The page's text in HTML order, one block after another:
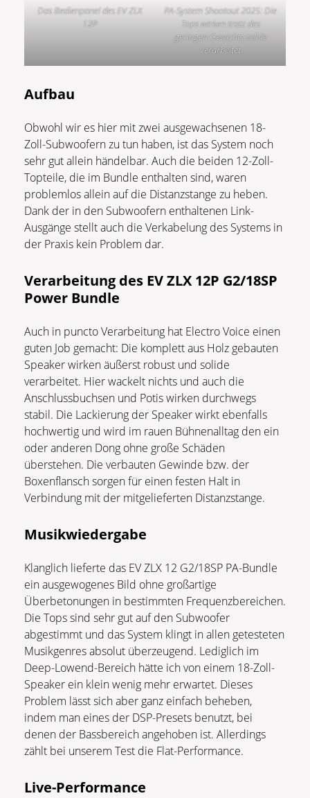
Das Bedienpanel des EV ZLX
12P
PA-System Shootout 2025: Die
Tops wirken trotz des
geringen Gewichts solide
verarbeitet
Aufbau
Obwohl wir es hier mit zwei ausgewachsenen 18-
Zoll-Subwoofern zu tun haben, ist das System noch
sehr gut allein händelbar. Auch die beiden 12-Zoll-
Topteile, die im Bundle enthalten sind, waren
problemlos allein auf die Distanzstange zu heben.
Dank der in den Subwoofern enthaltenen Link-
Ausgänge stellt auch die Verkabelung des Systems in
der Praxis kein Problem dar.
Verarbeitung des EV ZLX 12P G2/18SP
Power Bundle
Auch in puncto Verarbeitung hat Electro Voice einen
guten Job gemacht: Die komplett aus Holz gebauten
Speaker wirken äußerst robust und solide
verarbeitet. Hier wackelt nichts und auch die
Anschlussbuchsen und Potis wirken durchwegs
stabil. Die Lackierung der Speaker wirkt ebenfalls
hochwertig und wird im rauen Bühnenalltag den ein
oder anderen Dong ohne große Schäden
überstehen. Die verbauten Gewinde bzw. der
Boxenflansch sorgen für einen festen Halt in
Verbindung mit der mitgelieferten Distanzstange.
Musikwiedergabe
Klanglich lieferte das EV ZLX 12 G2/18SP PA-Bundle
ein ausgewogenes Bild ohne großartige
Überbetonungen in bestimmten Frequenzbereichen.
Die Tops sind sehr gut auf den Subwoofer
abgestimmt und das System klingt in allen getesteten
Musikgenres absolut überzeugend. Lediglich im
Deep-Lowend-Bereich hätte ich von einem 18-Zoll-
Speaker ein klein wenig mehr erwartet. Dieses
Problem lässt sich aber ganz einfach beheben,
indem man eines der DSP-Presets benutzt, bei
denen der Bassbereich angehoben ist. Allerdings
zählt bei unserem Test die Flat-Performance.
Live-Performance